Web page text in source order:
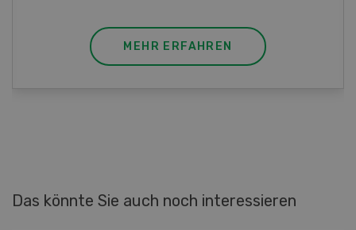
MEHR ERFAHREN
Das könnte Sie auch noch interessieren